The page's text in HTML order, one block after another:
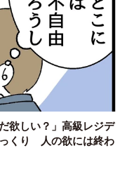
欲しい？」高級レジデ
くり 人の欲には終わ